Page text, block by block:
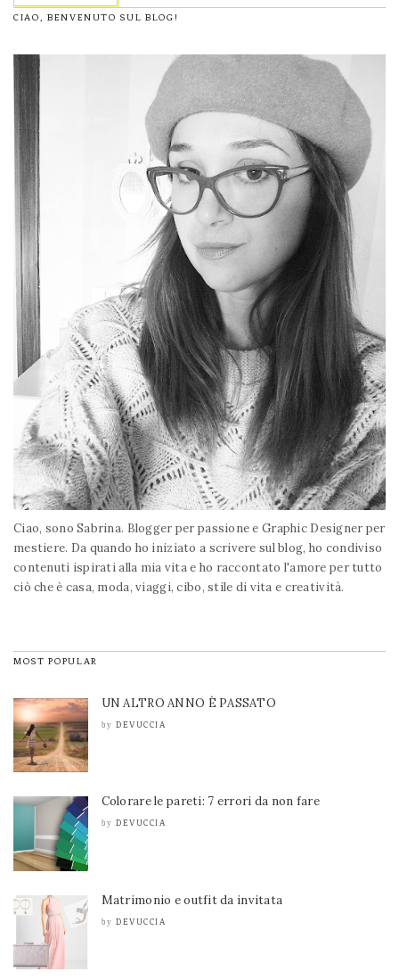
CIAO, BENVENUTO SUL BLOG!
Ciao, sono Sabrina. Blogger per passione e Graphic Designer per
mestiere. Da quando ho iniziato a scrivere sul blog, ho condiviso
contenuti ispirati alla mia vita e ho raccontato l'amore per tutto
ciò che è casa, moda, viaggi, cibo, stile di vita e creatività.
MOST POPULAR
UN ALTRO ANNO È PASSATO
by DEVUCCIA
Colorare le pareti: 7 errori da non fare
by DEVUCCIA
Matrimonio e outfit da invitata
by DEVUCCIA